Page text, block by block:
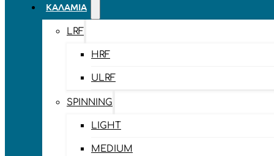
ΚΑΛΆΜΙΑ
LRF
HRF
ULRF
SPINNING
LIGHT
MEDIUM